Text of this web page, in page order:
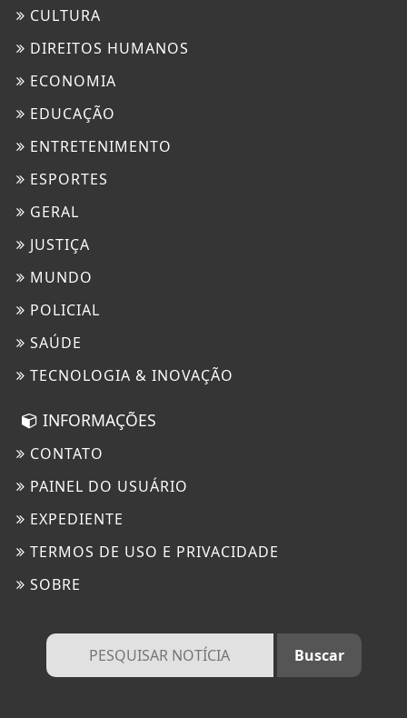
CULTURA
DIREITOS HUMANOS
ECONOMIA
EDUCAÇÃO
ENTRETENIMENTO
ESPORTES
GERAL
JUSTIÇA
MUNDO
POLICIAL
SAÚDE
TECNOLOGIA & INOVAÇÃO
INFORMAÇÕES
CONTATO
PAINEL DO USUÁRIO
EXPEDIENTE
TERMOS DE USO E PRIVACIDADE
SOBRE